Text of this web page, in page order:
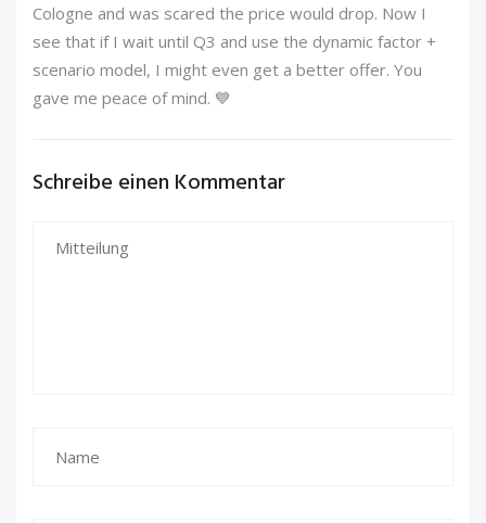
Cologne and was scared the price would drop. Now I
see that if I wait until Q3 and use the dynamic factor +
scenario model, I might even get a better offer. You
gave me peace of mind. 💙
Schreibe einen Kommentar